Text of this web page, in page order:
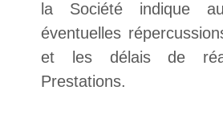
la Société indique
éventuelles
et les délais de
Prestations.